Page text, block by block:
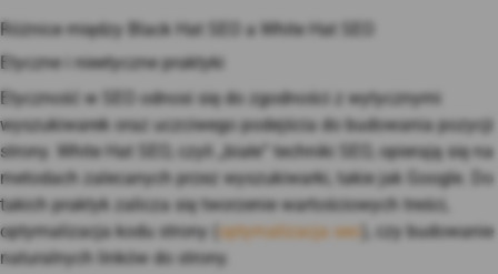
Różnice między Black Hat SEO a White Hat SEO
Etyczne i nieetyczne praktyki
Etyczność w SEO odnosi się do zgodności z wytycznymi
wyszukiwarek oraz uczciwego podejścia do budowania pozycji
strony. White Hat SEO, czyli „białe” techniki SEO, opierają się na
metodach zalecanych przez wyszukiwarki, takie jak Google. Do
takich praktyk zalicza się tworzenie wartościowych treści,
optymalizacja kodu strony ( optymalizacja seo ), czy budowanie
naturalnych linków do strony.